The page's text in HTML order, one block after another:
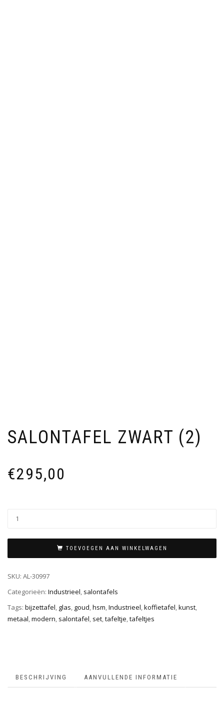
SALONTAFEL ZWART (2)
€295,00
TOEVOEGEN AAN WINKELWAGEN
SKU: AL-30997
Categorieën: Industrieel, salontafels
Tags: bijzettafel, glas, goud,hsm,Industrieel,koffietafel,kunst,
metaal,modern, salontafel, set,tafeltje,tafeltjes
BESCHRIJVING AANVULLENDE INFORMATIE